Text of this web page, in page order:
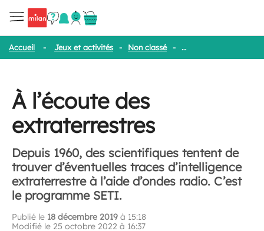
Accueil - Jeux et activités - Non classé - À l’écoute des
À l’écoute des
extraterrestres
Depuis 1960, des scientifiques tentent de
trouver d’éventuelles traces d’intelligence
extraterrestre à l’aide d’ondes radio. C’est
le programme SETI.
Publié le 18 décembre 2019 à 15:18
Modifié le 25 octobre 2022 à 16:37